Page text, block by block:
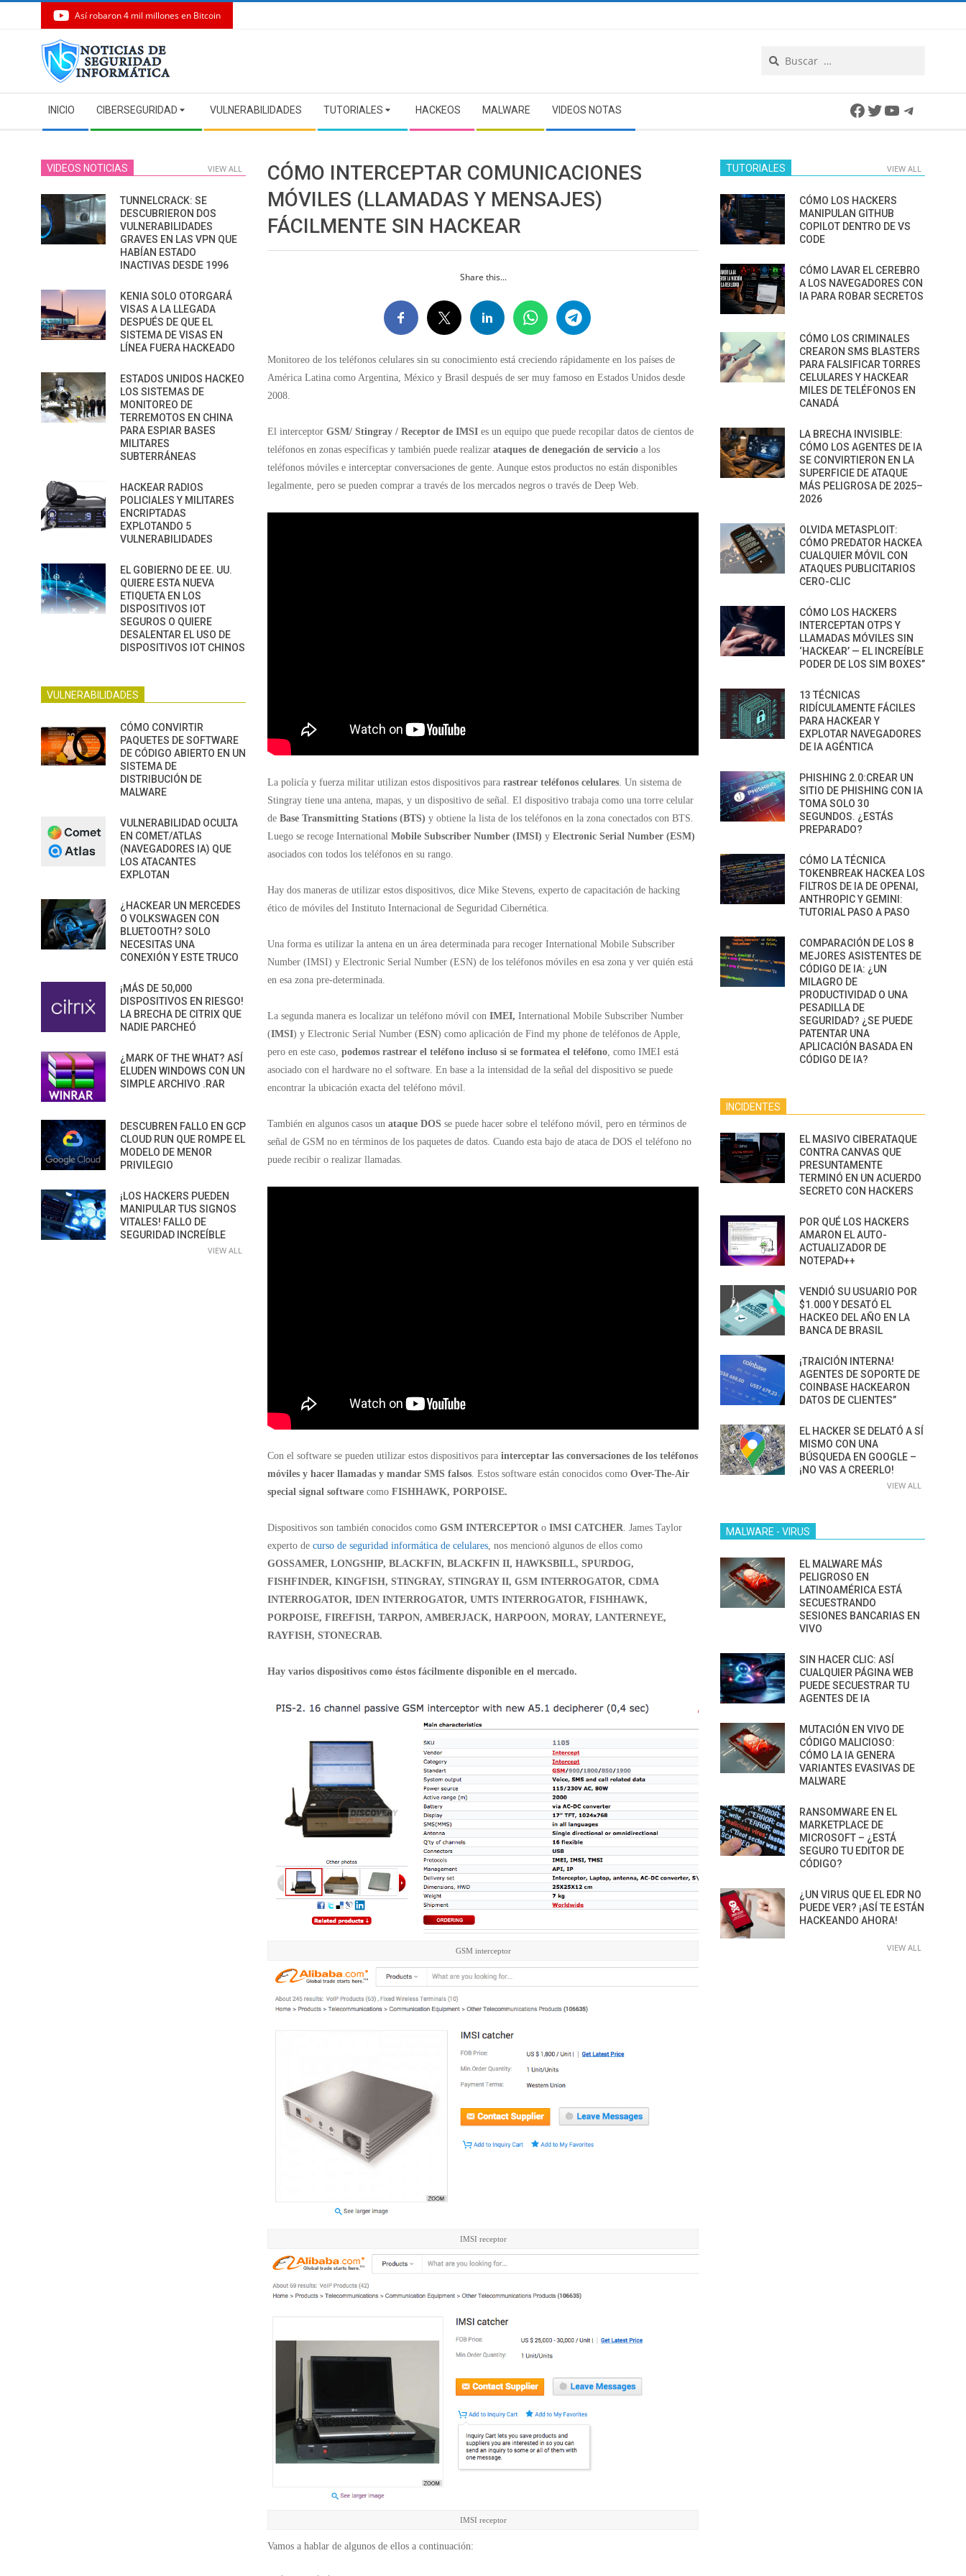
Así robaron 4 mil millones en Bitcoin
Navigation
Menu
INICIO CIBERSEGURIDAD VULNERABILIDADES TUTORIALES HACKEOS MALWARE VIDEOS NOTAS Facebook
Twitter
YouTube
CÓMO INTERCEPTAR COMUNICACIONES
MÓVILES (LLAMADAS Y MENSAJES)
FÁCILMENTE SIN HACKEAR
Share this...
Monitoreo de los teléfonos celulares sin su conocimiento está creciendo rápidamente en los países de
América Latina como Argentina, México y Brasil después de ser muy famoso en Estados Unidos desde
2008.
El interceptor GSM/ Stingray / Receptor de IMSI es un equipo que puede recopilar datos de cientos de
teléfonos en zonas específicas y también puede realizar ataques de denegación de servicio a los
teléfonos móviles e interceptar conversaciones de gente. Aunque estos productos no están disponibles
legalmente, pero se pueden comprar a través de los mercados negros o través de Deep Web.
La policía y fuerza militar utilizan estos dispositivos para rastrear teléfonos celulares . Un sistema de
Stingray tiene una antena, mapas, y un dispositivo de señal. El dispositivo trabaja como una torre celular
de Base Transmitting Stations (BTS) y obtiene la lista de los teléfonos en la zona conectados con BTS.
Luego se recoge International Mobile Subscriber Number (IMSI) y Electronic Serial Number (ESM)
asociados con todos los teléfonos en su rango.
Hay dos maneras de utilizar estos dispositivos, dice Mike Stevens, experto de capacitación de hacking
ético de móviles del Instituto Internacional de Seguridad Cibernética.
Una forma es utilizar la antena en un área determinada para recoger International Mobile Subscriber
Number (IMSI) y Electronic Serial Number (ESN) de los teléfonos móviles en esa zona y ver quién está
en esa zona pre-determinada.
La segunda manera es localizar un teléfono móvil con IMEI, International Mobile Subscriber Number
(IMSI) y Electronic Serial Number (ESN) como aplicación de Find my phone de teléfonos de Apple,
pero en este caso, podemos rastrear el teléfono incluso si se formatea el teléfono , como IMEI está
asociado con el hardware no el software. En base a la intensidad de la señal del dispositivo se puede
encontrar la ubicación exacta del teléfono móvil.
También en algunos casos un ataque DOS se puede hacer sobre el teléfono móvil, pero en términos de
señal de GSM no en términos de los paquetes de datos. Cuando esta bajo de ataca de DOS el teléfono no
puede recibir o realizar llamadas.
Con el software se pueden utilizar estos dispositivos para interceptar las conversaciones de los teléfonos
móviles y hacer llamadas y mandar SMS falsos. Estos software están conocidos como Over-The-Air
special signal software como FISHHAWK, PORPOISE.
Dispositivos son también conocidos como GSM INTERCEPTOR o IMSI CATCHER. James Taylor
experto de curso de seguridad informática de celulares, nos mencionó algunos de ellos como
GOSSAMER, LONGSHIP, BLACKFIN, BLACKFIN II, HAWKSBILL, SPURDOG,
FISHFINDER, KINGFISH, STINGRAY, STINGRAY II, GSM INTERROGATOR, CDMA
INTERROGATOR, IDEN INTERROGATOR, UMTS INTERROGATOR, FISHHAWK,
PORPOISE, FIREFISH, TARPON, AMBERJACK, HARPOON, MORAY, LANTERNEYE,
RAYFISH, STONECRAB.
Hay varios dispositivos como éstos fácilmente disponible en el mercado.
GSM interceptor
IMSI receptor
IMSI receptor
Vamos a hablar de algunos de ellos a continuación:
VIDEOS NOTICIAS VIEW ALL
TUNNELCRACK: SE
DESCUBRIERON DOS
VULNERABILIDADES
GRAVES EN LAS VPN QUE
HABÍAN ESTADO
INACTIVAS DESDE 1996
KENIA SOLO OTORGARÁ
VISAS A LA LLEGADA
DESPUÉS DE QUE EL
SISTEMA DE VISAS EN
LÍNEA FUERA HACKEADO
ESTADOS UNIDOS HACKEO
LOS SISTEMAS DE
MONITOREO DE
TERREMOTOS EN CHINA
PARA ESPIAR BASES
MILITARES
SUBTERRÁNEAS
HACKEAR RADIOS
POLICIALES Y MILITARES
ENCRIPTADAS
EXPLOTANDO 5
VULNERABILIDADES
EL GOBIERNO DE EE. UU.
QUIERE ESTA NUEVA
ETIQUETA EN LOS
DISPOSITIVOS IOT
SEGUROS O QUIERE
DESALENTAR EL USO DE
DISPOSITIVOS IOT CHINOS
VULNERABILIDADES
CÓMO CONVIRTIR
PAQUETES DE SOFTWARE
DE CÓDIGO ABIERTO EN UN
SISTEMA DE
DISTRIBUCIÓN DE
MALWARE
VULNERABILIDAD OCULTA
EN COMET/ATLAS
(NAVEGADORES IA) QUE
LOS ATACANTES
EXPLOTAN
¿HACKEAR UN MERCEDES
O VOLKSWAGEN CON
BLUETOOTH? SOLO
NECESITAS UNA
CONEXIÓN Y ESTE TRUCO
¡MÁS DE 50,000
DISPOSITIVOS EN RIESGO!
LA BRECHA DE CITRIX QUE
NADIE PARCHEÓ
¿MARK OF THE WHAT? ASÍ
ELUDEN WINDOWS CON UN
SIMPLE ARCHIVO .RAR
DESCUBREN FALLO EN GCP
CLOUD RUN QUE ROMPE EL
MODELO DE MENOR
PRIVILEGIO
¡LOS HACKERS PUEDEN
MANIPULAR TUS SIGNOS
VITALES! FALLO DE
SEGURIDAD INCREÍBLE
VIEW ALL
TUTORIALES VIEW ALL
CÓMO LOS HACKERS
MANIPULAN GITHUB
COPILOT DENTRO DE VS
CODE
CÓMO LAVAR EL CEREBRO
A LOS NAVEGADORES CON
IA PARA ROBAR SECRETOS
CÓMO LOS CRIMINALES
CREARON SMS BLASTERS
PARA FALSIFICAR TORRES
CELULARES Y HACKEAR
MILES DE TELÉFONOS EN
CANADÁ
LA BRECHA INVISIBLE:
CÓMO LOS AGENTES DE IA
SE CONVIRTIERON EN LA
SUPERFICIE DE ATAQUE
MÁS PELIGROSA DE 2025–
2026
OLVIDA METASPLOIT:
CÓMO PREDATOR HACKEA
CUALQUIER MÓVIL CON
ATAQUES PUBLICITARIOS
CERO-CLIC
CÓMO LOS HACKERS
INTERCEPTAN OTPS Y
LLAMADAS MÓVILES SIN
‘HACKEAR’ — EL INCREÍBLE
PODER DE LOS SIM BOXES”
13 TÉCNICAS
RIDÍCULAMENTE FÁCILES
PARA HACKEAR Y
EXPLOTAR NAVEGADORES
DE IA AGÉNTICA
PHISHING 2.0:CREAR UN
SITIO DE PHISHING CON IA
TOMA SOLO 30
SEGUNDOS. ¿ESTÁS
PREPARADO?
CÓMO LA TÉCNICA
TOKENBREAK HACKEA LOS
FILTROS DE IA DE OPENAI,
ANTHROPIC Y GEMINI:
TUTORIAL PASO A PASO
COMPARACIÓN DE LOS 8
MEJORES ASISTENTES DE
CÓDIGO DE IA: ¿UN
MILAGRO DE
PRODUCTIVIDAD O UNA
PESADILLA DE
SEGURIDAD? ¿SE PUEDE
PATENTAR UNA
APLICACIÓN BASADA EN
CÓDIGO DE IA?
INCIDENTES
EL MASIVO CIBERATAQUE
CONTRA CANVAS QUE
PRESUNTAMENTE
TERMINÓ EN UN ACUERDO
SECRETO CON HACKERS
POR QUÉ LOS HACKERS
AMARON EL AUTO-
ACTUALIZADOR DE
NOTEPAD++
VENDIÓ SU USUARIO POR
$1.000 Y DESATÓ EL
HACKEO DEL AÑO EN LA
BANCA DE BRASIL
¡TRAICIÓN INTERNA!
AGENTES DE SOPORTE DE
COINBASE HACKEARON
DATOS DE CLIENTES”
EL HACKER SE DELATÓ A SÍ
MISMO CON UNA
BÚSQUEDA EN GOOGLE –
¡NO VAS A CREERLO!
VIEW ALL
MALWARE - VIRUS
EL MALWARE MÁS
PELIGROSO EN
LATINOAMÉRICA ESTÁ
SECUESTRANDO
SESIONES BANCARIAS EN
VIVO
SIN HACER CLIC: ASÍ
CUALQUIER PÁGINA WEB
PUEDE SECUESTRAR TU
AGENTES DE IA
MUTACIÓN EN VIVO DE
CÓDIGO MALICIOSO:
CÓMO LA IA GENERA
VARIANTES EVASIVAS DE
MALWARE
RANSOMWARE EN EL
MARKETPLACE DE
MICROSOFT – ¿ESTÁ
SEGURO TU EDITOR DE
CÓDIGO?
¿UN VIRUS QUE EL EDR NO
PUEDE VER? ¡ASÍ TE ESTÁN
HACKEANDO AHORA!
VIEW ALL